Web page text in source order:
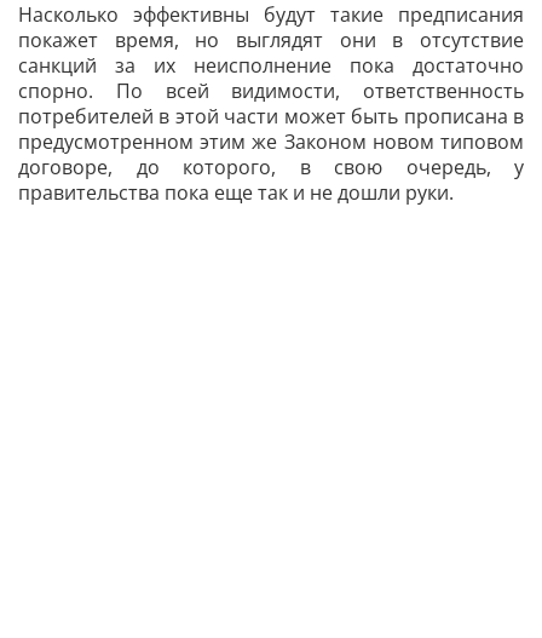
Насколько эффективны будут такие предписания
покажет время, но выглядят они в отсутствие
санкций за их неисполнение пока достаточно
спорно. По всей видимости, ответственность
потребителей в этой части может быть прописана в
предусмотренном этим же Законом новом типовом
договоре, до которого, в свою очередь, у
правительства пока еще так и не дошли руки.